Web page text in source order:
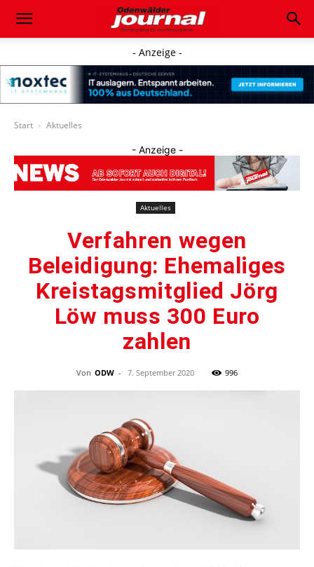
- Anzeige -
Start Aktuelles
- Anzeige -
Aktuelles
Verfahren wegen
Beleidigung: Ehemaliges
Kreistagsmitglied Jörg
Löw muss 300 Euro
zahlen
Von ODW - 7. September 2020 996